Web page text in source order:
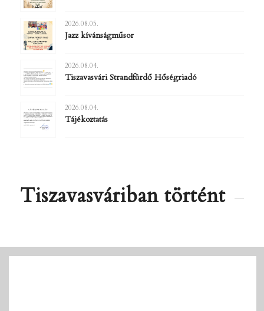
2026.08.05.
Jazz kívánságműsor
2026.08.04.
Tiszavasvári Strandfürdő Hőségriadó
2026.08.04.
Tájékoztatás
Tiszavasváriban történt